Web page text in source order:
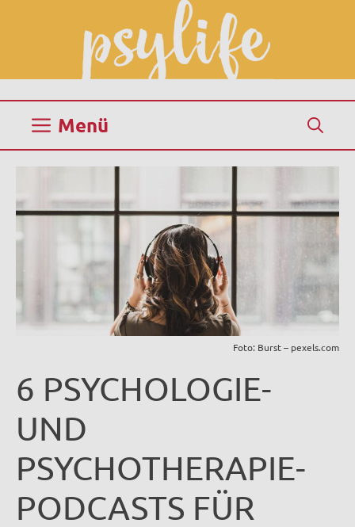
Menü
6 PSYCHOLOGIE-
UND
PSYCHOTHERAPIE-
PODCASTS FÜR
Foto: Burst – pexels.com